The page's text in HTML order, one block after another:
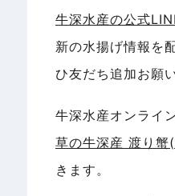
牛深水産の公式
新の水揚げ情報を
ひ友だち追加お願
牛深水産オンライ
草の牛深産 渡り蟹
きます。